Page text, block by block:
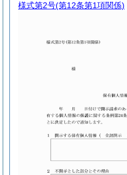
様式第2号(第12条第1項関係)